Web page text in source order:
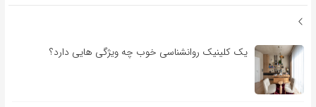
یک کلینیک روانشناسی خوب چه ویژگی هایی دارد؟